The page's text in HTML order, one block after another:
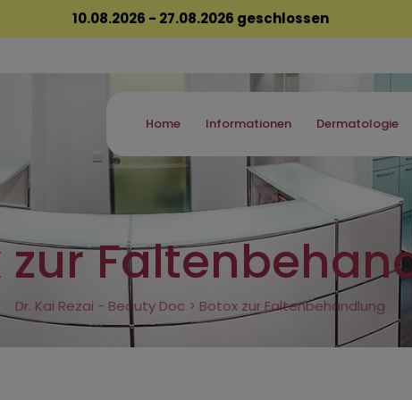
10.08.2026 - 27.08.2026 geschlossen
Home Informationen Dermatologie
zur
Dr. Kai Rezai - Beauty Doc > Botox zur Faltenbehandlung